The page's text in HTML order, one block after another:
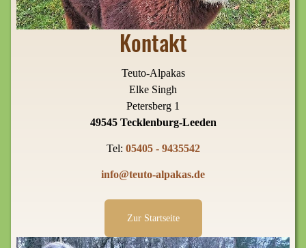
Kontakt
Teuto-Alpakas
Elke Singh
Petersberg 1
49545 Tecklenburg-Leeden
Tel: 05405 - 9435542
info@teuto-alpakas.de
Zur Startseite